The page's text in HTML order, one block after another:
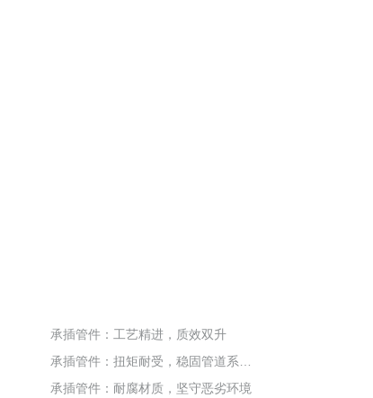
承插管件：工艺精进，质效双升
承插管件：耐腐材质，坚守恶劣环境